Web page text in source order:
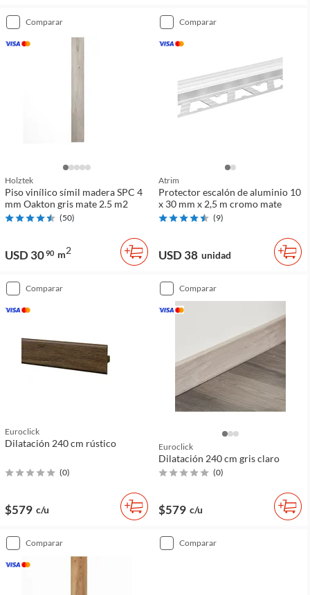
comparar
Holztek
Piso vinílico símil madera SPC 4
mm Oakton gris mate 2.5 m2
(50)
USD 3090 m2
comparar
Atrim
Protector escalón de aluminio 10
x 30 mm x 2,5 m cromo mate
(9)
USD 38 unidad
comparar
Euroclick
Dilatación 240 cm rústico
(0)
$579 c/u
comparar
Euroclick
Dilatación 240 cm gris claro
(0)
$579 c/u
comparar comparar